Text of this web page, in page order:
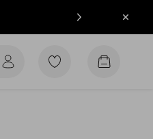
Sulje
Siirry
Siirry